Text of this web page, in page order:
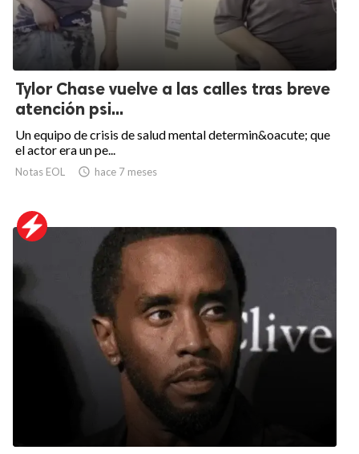
Tylor Chase vuelve a las calles tras breve
atención psi...
Un equipo de crisis de salud mental determin&oacute; que
el actor era un pe...
Notas EOL  hace 7 meses